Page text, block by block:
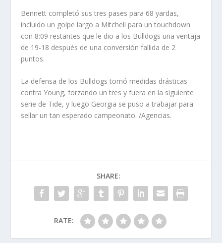
Bennett completó sus tres pases para 68 yardas,
incluido un golpe largo a Mitchell para un touchdown
con 8:09 restantes que le dio a los Bulldogs una ventaja
de 19-18 después de una conversión fallida de 2
puntos.
La defensa de los Bulldogs tomó medidas drásticas
contra Young, forzando un tres y fuera en la siguiente
serie de Tide, y luego Georgia se puso a trabajar para
sellar un tan esperado campeonato. /Agencias.
SHARE:
RATE: